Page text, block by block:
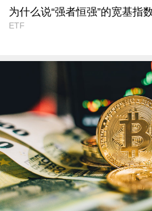
为什么说“强者恒强”的宽基指
ETF